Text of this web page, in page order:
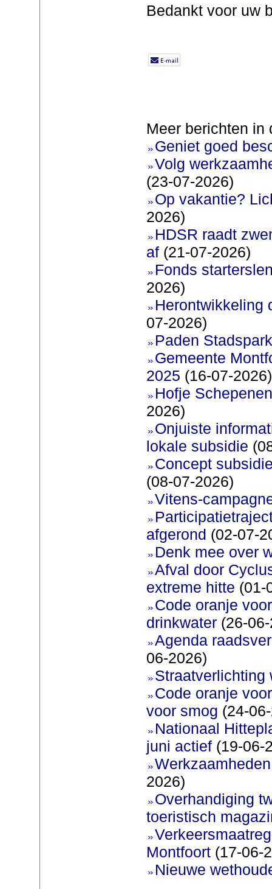
Bedankt voor uw
Meer berichten in
Geniet goed
Volg
(23-07-2026)
Op vakantie?
2026)
HDSR raadt
af(21-07-2026)
Fonds
2026)
Herontwikkeling
07-2026)
Paden
Gemeente
2025 (16-07-2026)
Hofje
2026)
Onjuiste
lokale subsidie
Concept
(08-07-2026)
Vitens-
afgerond (02-07-
Denk mee over
Afval door
extreme hitte (01-
Code oranje
drinkwater(26-06-
Agenda
06-2026)
Straatverlichting
Code oranje
voor smog (24-
Nationaal
juni actief(19-06-
2026)
Overhandiging
toeristisch
Montfoort(17-06-
Nieuwe